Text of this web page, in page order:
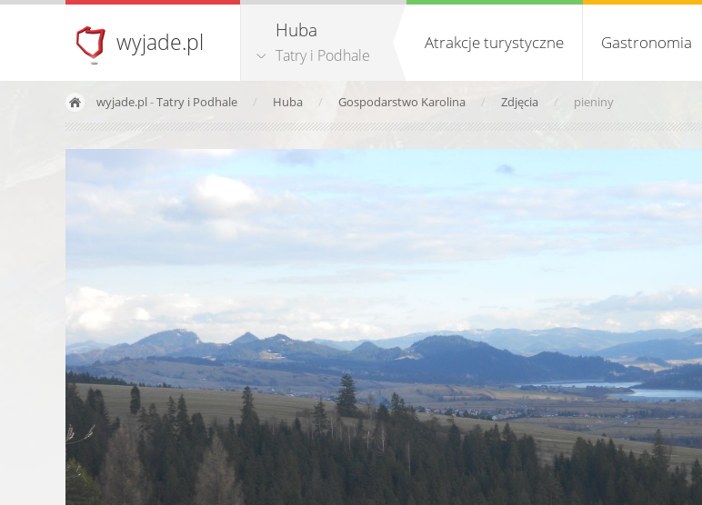
wyjade.pl Huba
Tatry i Podhale
Atrakcje turystyczne Gastronomia
wyjade.pl-Tatry i Podhale Huba Gospodarstwo Karolina Zdjęcia pieniny